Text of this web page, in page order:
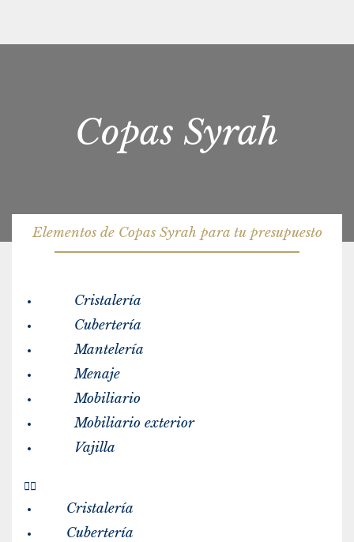
Copas Syrah
Elementos de Copas Syrah para tu presupuesto
Cristalería
Cubertería
Mantelería
Menaje
Mobiliario
Mobiliario exterior
Vajilla
Cristalería
Cubertería